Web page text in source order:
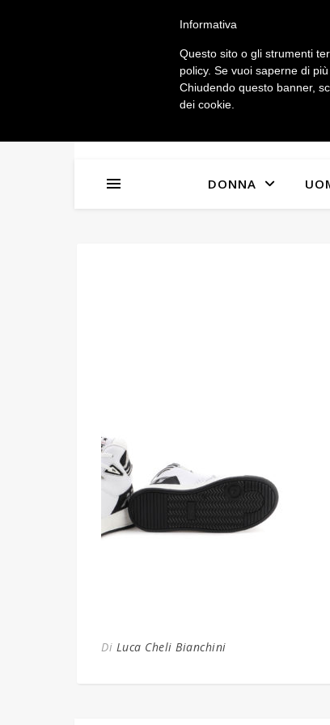
IL MIO ACCOUNT
DONNA
Di Luca Cheli Bianchini
Informativa
Questo sito o gli strumenti
policy. Se vuoi saperne di
Chiudendo questo banner,
dei cookie.